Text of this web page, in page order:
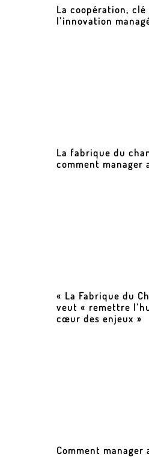
La coopération,
l’innovation
La fabrique du
comment manager
« La Fabrique du
veut « remettre
cœur des enjeux »
Comment manager